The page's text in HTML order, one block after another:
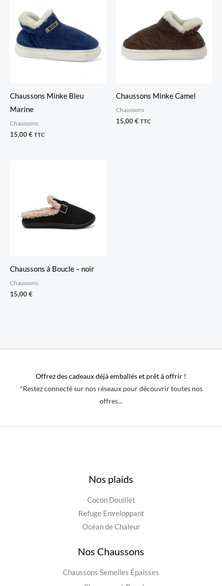
Chaussons Minke Bleu
Marine
Chaussons
15,00€ TTC
Chaussons Minke Camel
Chaussons
15,00€ TTC
Chaussons à Boucle – noir
Chaussons
15,00€
Offrez des cadeaux déjà emballés et prêt à offrir !
*Restez connecté sur nos réseaux pour découvrir toutes nos
offres...
Nos plaids
Cocon Douillet
Refuge Enveloppant
Océan de Chaleur
Nos Chaussons
Chaussons Semelles Épaisses